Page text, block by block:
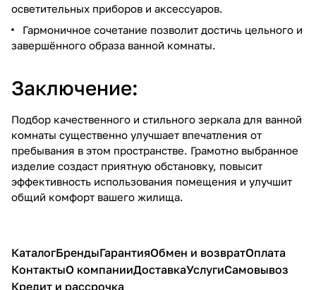
осветительных приборов и аксессуаров.
Гармоничное сочетание позволит достичь цельного и
завершённого образа ванной комнаты.
Заключение:
Подбор качественного и стильного зеркала для ванной
комнаты существенно улучшает впечатления от
пребывания в этом пространстве. Грамотно выбранное
изделие создаст приятную обстановку, повысит
эффективность использования помещения и улучшит
общий комфорт вашего жилища.
КаталогБрендыГарантияОбмен и возвратОплата
КонтактыО компанииДоставкаУслугиСамовывоз
Кредит и рассрочка